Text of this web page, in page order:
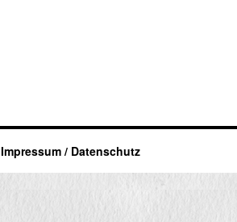
Impressum / Datenschutz